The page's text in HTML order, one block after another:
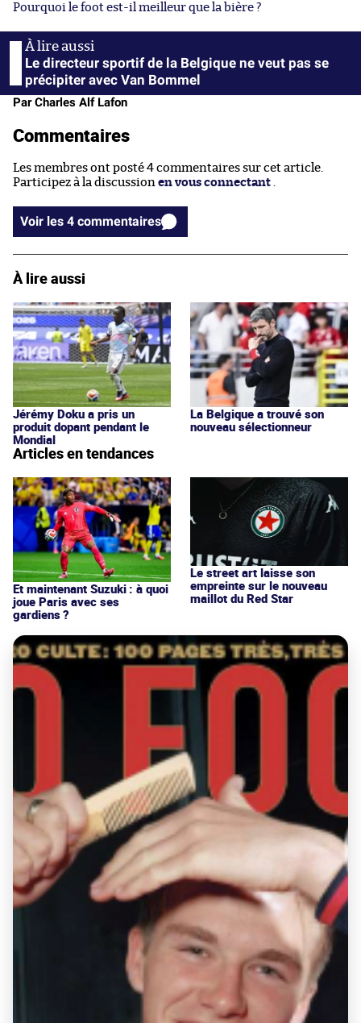
Pourquoi le foot est-il meilleur que la bière ?
Le directeur sportif de la Belgique ne veut pas se
précipiter avec Van Bommel
Par Charles Alf Lafon
Commentaires
Les membres ont posté 4 commentaires sur cet article.
Participez à la discussion en vous connectant .
Voir les 4 commentaires
À lire aussi
Jérémy Doku a pris un
produit dopant pendant le
Mondial
La Belgique a trouvé son
nouveau sélectionneur
Articles en tendances
Et maintenant Suzuki : à quoi
joue Paris avec ses
gardiens ?
Le street art laisse son
empreinte sur le nouveau
maillot du Red Star